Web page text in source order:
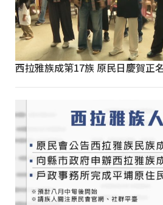
西拉雅族成第17族 原民日慶賀正